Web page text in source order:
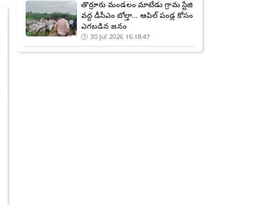
తొర్రూరు మండలం మాటేడు గ్రామ స్టేజి
వద్ద డీసీఎం బోల్తా... ఆపిల్ పండ్ల కోసం
ఎగబడిన జనం
30 Jul 2026 16:18:47